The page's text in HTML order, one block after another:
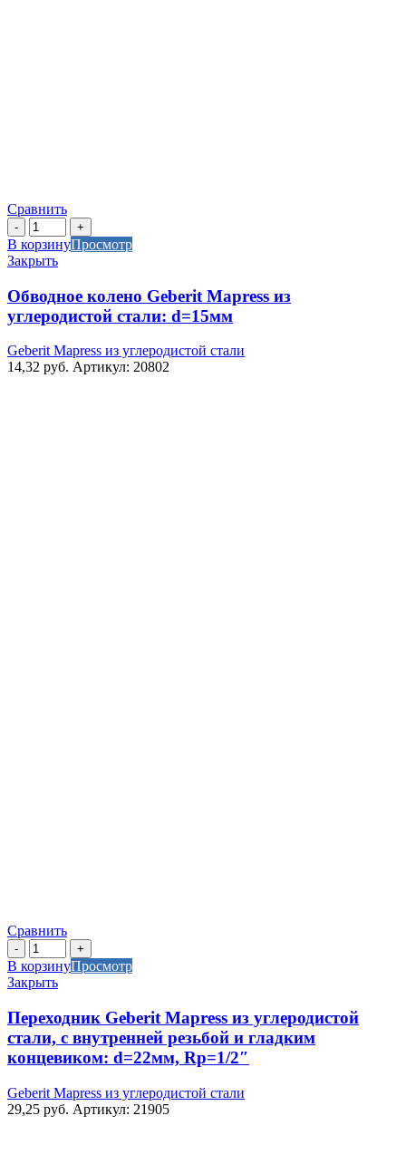
Сравнить
Количество
товара
Обводное
колено
Geberit
Mapress
из
стали:
d=15мм
В корзинуПросмотр
Закрыть
Обводное колено Geberit Mapress из
углеродистой стали: d=15мм
Geberit Mapress из углеродистой стали
14,32 руб. Артикул: 20802
Сравнить
Количество
товара
Переходник
Geberit
Mapress
из
углеродистой
стали,
внутренней
резьбой
В корзинуПросмотр
Закрыть
Переходник Geberit Mapress из углеродистой
стали, с внутренней резьбой и гладким
концевиком: d=22мм, Rp=1/2″
Geberit Mapress из углеродистой стали
29,25 руб. Артикул: 21905